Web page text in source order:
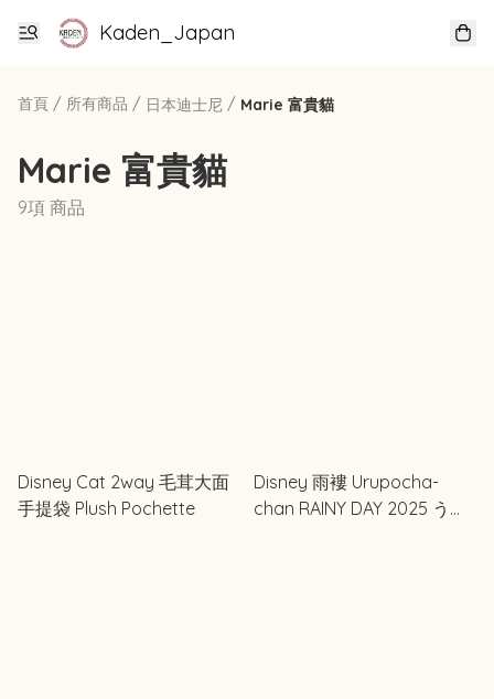
Kaden_Japan
首頁 / 所有商品 / 日本迪士尼 / Marie 富貴貓
Marie 富貴貓
9項 商品
Disney Cat 2way 毛茸大面
手提袋 Plush Pochette
Disney 雨褸 Urupocha-
chan RAINY DAY 2025 うる